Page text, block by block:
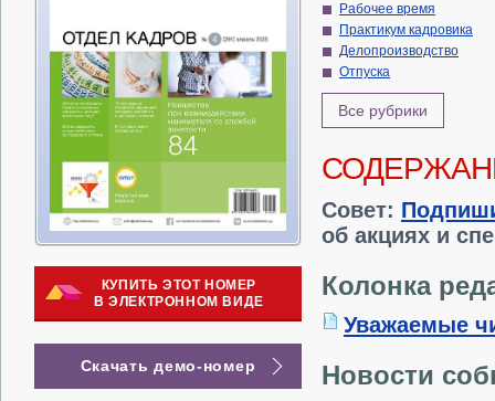
КУПИТЬ ЭТОТ НОМЕР
В ЭЛЕКТРОННОМ ВИДЕ
Скачать демо-номер
Рабочее время
Практикум кадровика
Делопроизводство
Отпуска
Все рубрики
Совет:
об акциях и
Колонка
Уважаемые
Новости